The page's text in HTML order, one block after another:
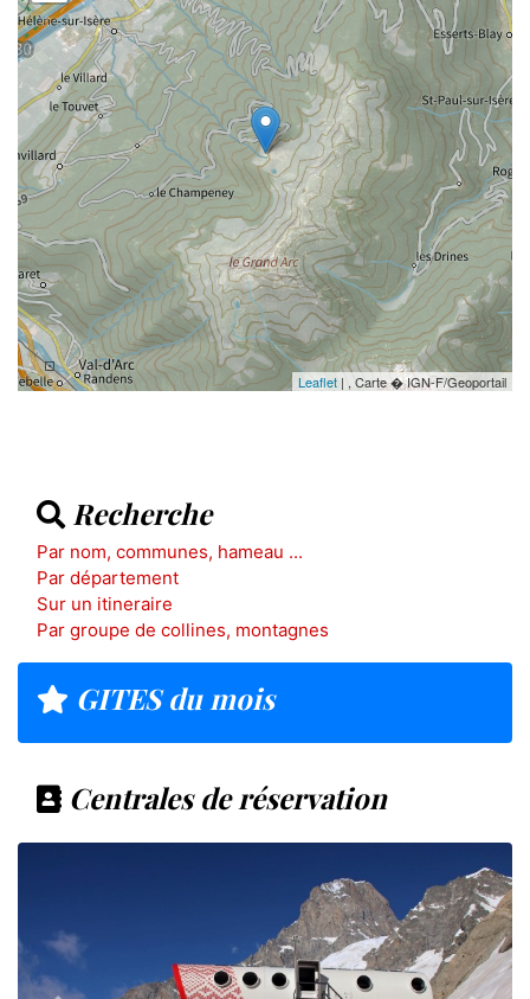
Leaflet | , Carte � IGN-F/Geoportail
Recherche
Par nom, communes, hameau ...
Par département
Sur un itineraire
Par groupe de collines, montagnes
GITES du mois
Centrales de réservation